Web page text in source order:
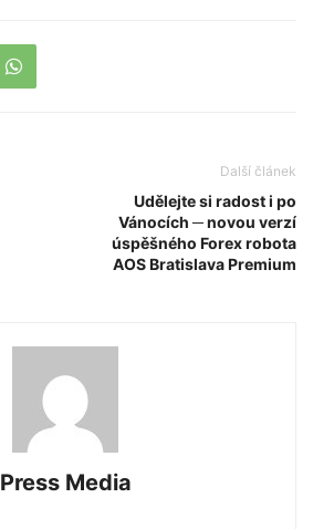
Další článek
Udělejte si radost i po
Vánocích ─ novou verzí
úspěšného Forex robota
AOS Bratislava Premium
Press Media